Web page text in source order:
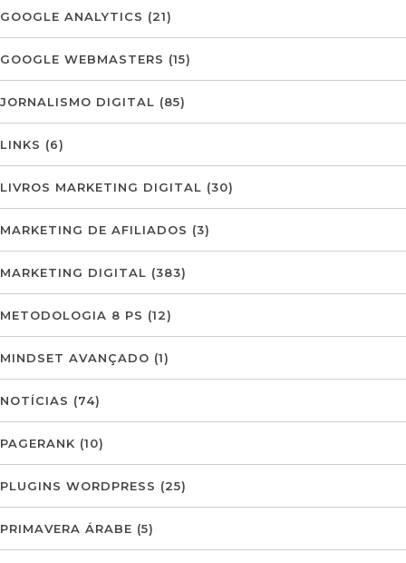
GOOGLE ANALYTICS (21)
GOOGLE WEBMASTERS (15)
JORNALISMO DIGITAL (85)
LINKS (6)
LIVROS MARKETING DIGITAL (30)
MARKETING DE AFILIADOS (3)
MARKETING DIGITAL (383)
METODOLOGIA 8 PS (12)
MINDSET AVANÇADO (1)
NOTÍCIAS (74)
PAGERANK (10)
PLUGINS WORDPRESS (25)
PRIMAVERA ÁRABE (5)